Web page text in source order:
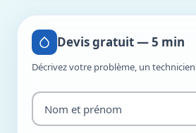
Devis gratuit — 5 min
Décrivez votre problème, un